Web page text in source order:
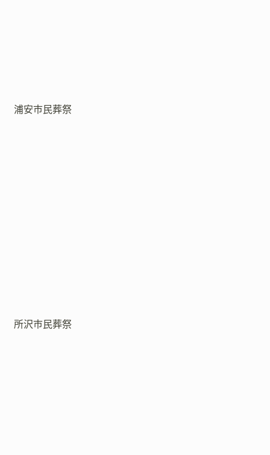
浦安市民葬祭
所沢市民葬祭